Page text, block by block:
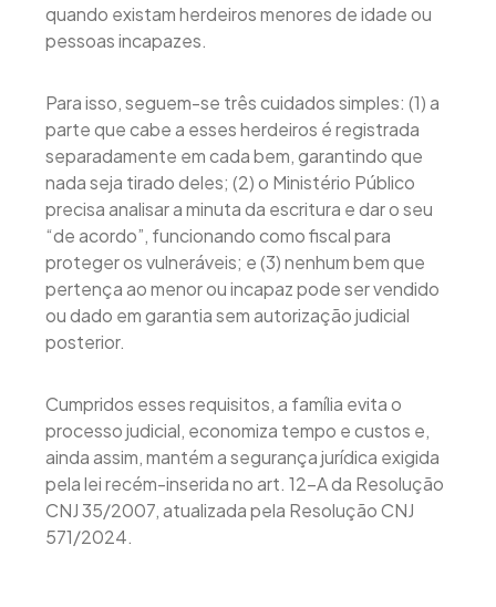
quando existam herdeiros menores de idade ou
pessoas incapazes.
Para isso, seguem-se três cuidados simples: (1) a
parte que cabe a esses herdeiros é registrada
separadamente em cada bem, garantindo que
nada seja tirado deles; (2) o Ministério Público
precisa analisar a minuta da escritura e dar o seu
“de acordo”, funcionando como fiscal para
proteger os vulneráveis; e (3) nenhum bem que
pertença ao menor ou incapaz pode ser vendido
ou dado em garantia sem autorização judicial
posterior.
Cumpridos esses requisitos, a família evita o
processo judicial, economiza tempo e custos e,
ainda assim, mantém a segurança jurídica exigida
pela lei recém-inserida no art. 12-A da Resolução
CNJ 35/2007, atualizada pela Resolução CNJ
571/2024.